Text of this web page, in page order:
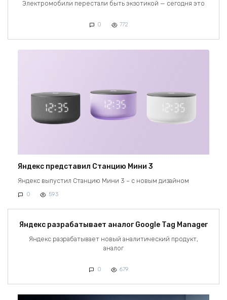
Электромобили перестали быть экзотикой — сегодня это
0 772
Яндекс представил Станцию Мини 3
Яндекс выпустил Станцию Мини 3 – с новым дизайном
0 593
Яндекс разрабатывает аналог Google Tag Manager
Яндекс разрабатывает новый аналитический продукт,
аналог
0 679